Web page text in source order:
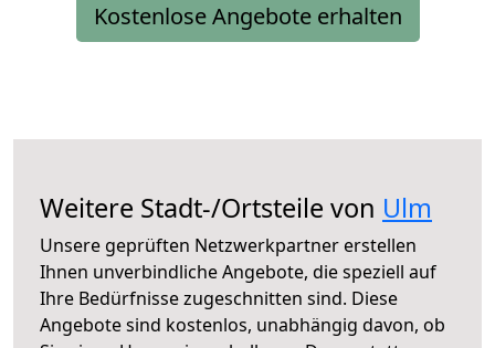
Kostenlose Angebote erhalten
Weitere Stadt-/Ortsteile von Ulm
Unsere geprüften Netzwerkpartner erstellen
Ihnen unverbindliche Angebote, die speziell auf
Ihre Bedürfnisse zugeschnitten sind. Diese
Angebote sind kostenlos, unabhängig davon, ob